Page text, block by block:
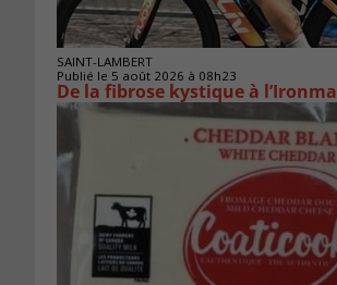
SAINT-LAMBERT
Publié le 5 août 2026 à 08h23
De la fibrose kystique à